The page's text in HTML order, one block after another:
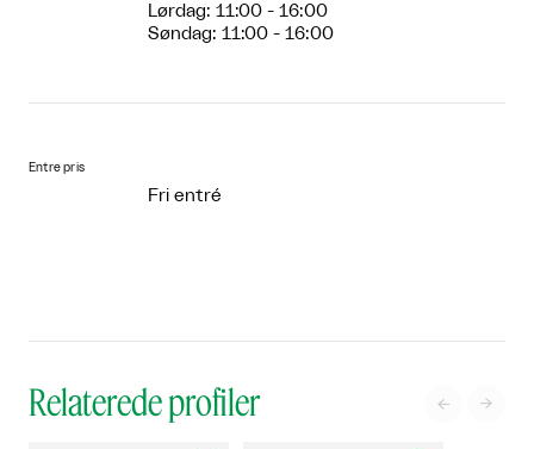
Lørdag: 11:00 - 16:00
Søndag: 11:00 - 16:00
Entre pris
Fri entré
Relaterede profiler  